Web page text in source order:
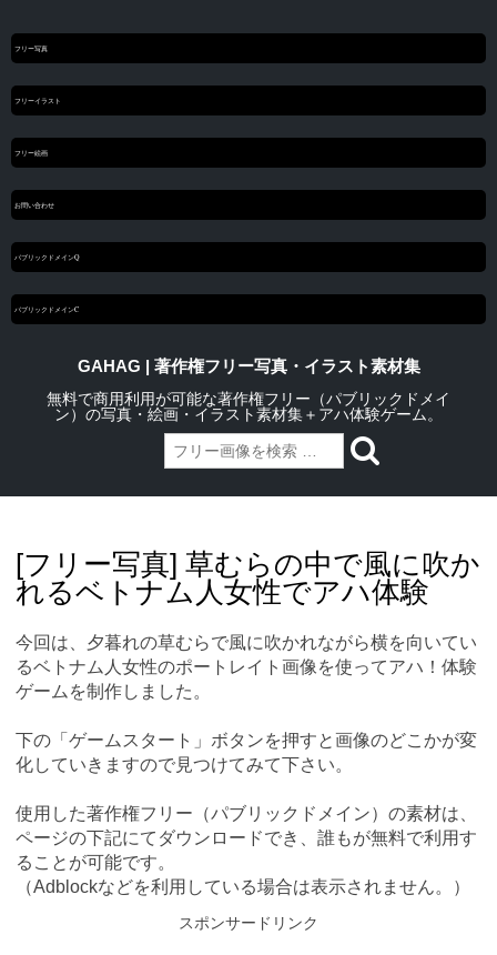
フリー写真
フリーイラスト
フリー絵画
お問い合わせ
パブリックドメインQ
パブリックドメインC
GAHAG | 著作権フリー写真・イラスト素材集
無料で商用利用が可能な著作権フリー（パブリックドメイ
ン）の写真・絵画・イラスト素材集＋アハ体験ゲーム。
content[フリー写真] 草むらの中で風に吹か
れるベトナム人女性でアハ体験
今回は、夕暮れの草むらで風に吹かれながら横を向いてい
るベトナム人女性のポートレイト画像を使ってアハ！体験
ゲームを制作しました。
下の「ゲームスタート」ボタンを押すと画像のどこかが変
化していきますので見つけてみて下さい。
使用した著作権フリー（パブリックドメイン）の素材は、
ページの下記にてダウンロードでき、誰もが無料で利用す
ることが可能です。
（Adblockなどを利用している場合は表示されません。）
スポンサードリンク